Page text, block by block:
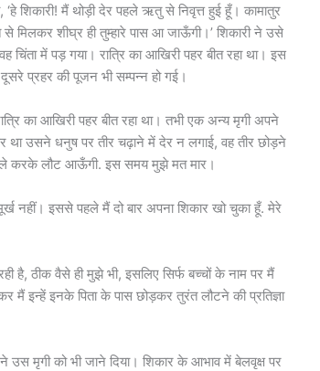
शिकारी! मैं थोड़ी देर पहले ऋतु से निवृत्त हुई हूँ। कामातुर
मिलकर शीघ्र ही तुम्हारे पास आ जाऊँगी।’ शिकारी ने उसे
चिंता में पड़ गया। रात्रि का आखिरी पहर बीत रहा था। इस
प्रहर की पूजन भी सम्पन्न हो गई।
का आखिरी पहर बीत रहा था। तभी एक अन्य मृगी अपने
था उसने धनुष पर तीर चढ़ाने में देर न लगाई, वह तीर छोड़ने
हवाले करके लौट आऊँगी. इस समय मुझे मत मार।
नहीं। इससे पहले मैं दो बार अपना शिकार खो चुका हूँ. मेरे
है, ठीक वैसे ही मुझे भी, इसलिए सिर्फ बच्चों के नाम पर मैं
मैं इन्हें इनके पिता के पास छोड़कर तुरंत लौटने की प्रतिज्ञा
मृगी को भी जाने दिया। शिकार के आभाव में बेलवृक्ष पर